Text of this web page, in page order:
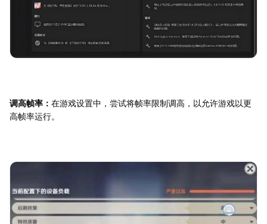
调高帧率： 在游戏设置中，尝试将帧率限制调高，以允许游戏以更
高帧率运行。